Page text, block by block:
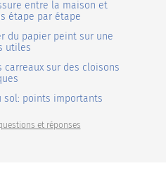
entre la maison et
étape par étape
du papier peint sur une
utiles
carreaux sur des cloisons
sol: points importants
et réponses